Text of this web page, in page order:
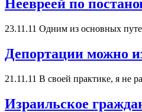
Неевреей по
23.11.11 Одним из основных
Депортации можно
21.11.11 В своей практике, я не
Израильское